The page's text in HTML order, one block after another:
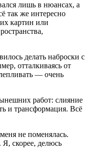
лишь в нюансах, а
так же интересно
картин или
делать наброски с
отталкиваясь от
— очень
работ: слияние
и трансформация. Всё
не поменялась.
Я, скорее, делюсь